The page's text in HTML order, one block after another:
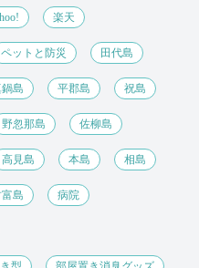
楽天
ペットと防災 田代島
島 平郡島 祝島
野忽那島 佐柳島
高見島 本島 相島
島 病院